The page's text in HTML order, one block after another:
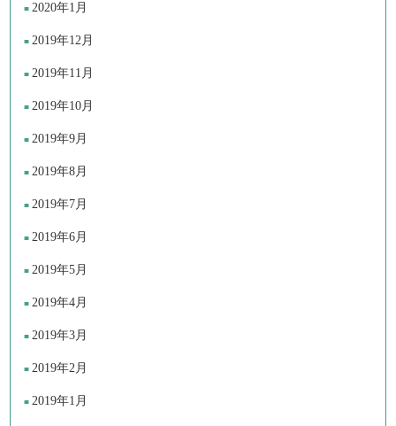
2020年1月
2019年12月
2019年11月
2019年10月
2019年9月
2019年8月
2019年7月
2019年6月
2019年5月
2019年4月
2019年3月
2019年2月
2019年1月